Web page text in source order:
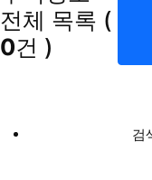
전체 목록 (
0건 )
검